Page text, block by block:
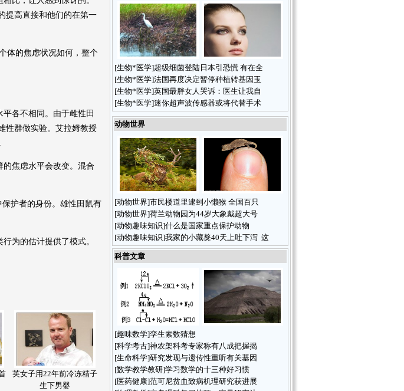
提高直接和他们的在第一
体的焦虑状况如何，整个
各不相同。由于雌性田
性群做实验。艾拉姆教授
焦虑水平会改变。混合
护者的身份。雄性田鼠有
为的估计提供了模式。
英女子用22年前冷冻精子
生下男婴
[生物*医学]超级细菌登陆日本引恐慌 有在全
[生物*医学]法国再度决定暂停种植转基因玉
[生物*医学]英国最胖女人哭诉：医生让我自
[生物*医学]迷你超声波传感器或将代替手术
动物世界
[动物世界]市民楼道里逮到小懒猴 全国百只
[动物世界]荷兰动物园为44岁大象戴超大号
[动物趣味知识]什么是国家重点保护动物
[动物趣味知识]我家的小藏獒40天上吐下泻 这
科普文章
[趣味数学]孪生素数猜想
[科学考古]神农架科考专家称有八成把握揭
[生命科学]研究发现与遗传性重听有关基因
[数学教学教研]学习数学的十三种好习惯
[医药健康]范可尼贫血致病机理研究获进展